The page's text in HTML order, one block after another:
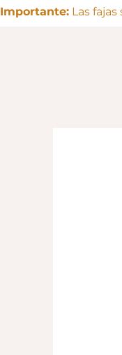
Importante:Las fajas